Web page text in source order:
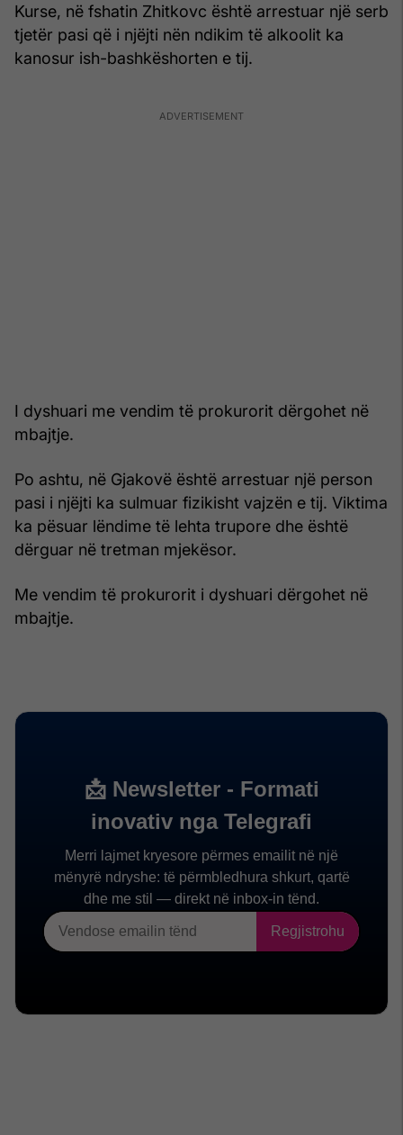
Kurse, në fshatin Zhitkovc është arrestuar një serb
tjetër pasi që i njëjti nën ndikim të alkoolit ka
kanosur ish-bashkëshorten e tij.
I dyshuari me vendim të prokurorit dërgohet në
mbajtje.
Po ashtu, në Gjakovë është arrestuar një person
pasi i njëjti ka sulmuar fizikisht vajzën e tij. Viktima
ka pësuar lëndime të lehta trupore dhe është
dërguar në tretman mjekësor.
Me vendim të prokurorit i dyshuari dërgohet në
mbajtje.